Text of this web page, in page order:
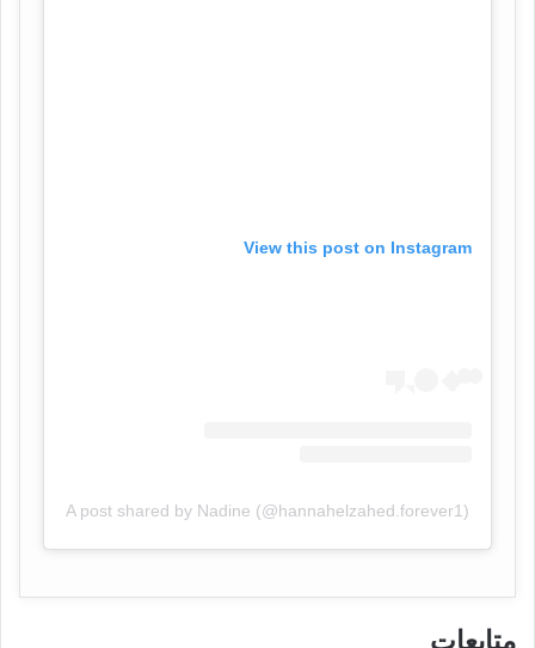
View this post on Instagram
A post shared by Nadine (@hannahelzahed.forever1)